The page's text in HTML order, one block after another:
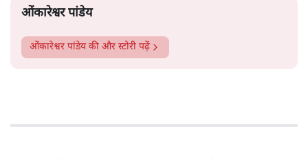
ओंकारेश्वर पांडेय
ओंकारेश्वर पांडेयकी और स्टोरी पढ़ें